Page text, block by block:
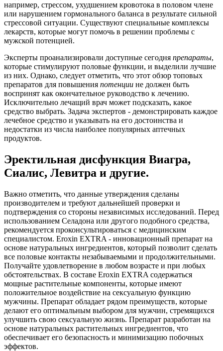
например, стрессом, ухудшением кровотока в половом члене
или нарушением гормонального баланса в результате сильной
стрессовой ситуации. Существуют специальные комплексы
лекарств, которые могут помочь в решении проблемы с
мужской потенцией.
Эксперты проанализировали доступные сегодня препараты,
которые стимулируют половые функции, и выделили лучшие
из них. Однако, следует отметить, что этот обзор топовых
препаратов для повышения потенции не должен быть
воспринят как окончательное руководство к лечению.
Исключительно лечащий врач может подсказать, какое
средство выбрать. Задача экспертов - демонстрировать каждое
лечебное средство и указывать на его достоинства и
недостатки из числа наиболее популярных аптечных
продуктов.
Эректильная дисфункция Виагра,
Сиалис, Левитра и другие.
Важно отметить, что данные утверждения сделаны
производителем и требуют дальнейшей проверки и
подтверждения со стороны независимых исследований. Перед
использованием Селадона или другого подобного средства,
рекомендуется проконсультироваться с медицинским
специалистом. Eroxin EXTRA - инновационный препарат на
основе натуральных ингредиентов, который позволит сделать
все половые контакты незабываемыми и продолжительными.
Получайте удовлетворение в любом возрасте и при любых
обстоятельствах. В составе Eroxin EXTRA содержаться
мощные растительные компоненты, которые имеют
положительное воздействие на сексуальную функцию
мужчины. Препарат обладает рядом преимуществ, которые
делают его оптимальным выбором для мужчин, стремящихся
улучшить свою сексуальную жизнь. Препарат разработан на
основе натуральных растительных ингредиентов, что
обеспечивает его безопасность и минимизацию побочных
эффектов.